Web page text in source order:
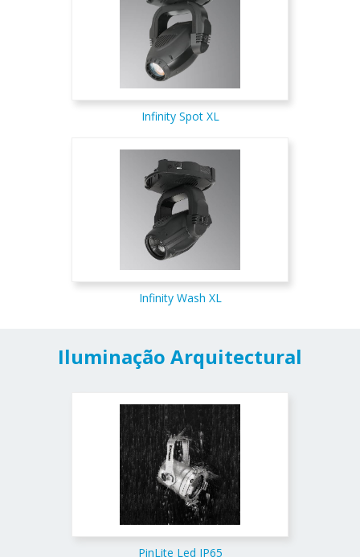
Infinity Spot XL
Infinity Wash XL
Iluminação Arquitectural
PinLite Led IP65